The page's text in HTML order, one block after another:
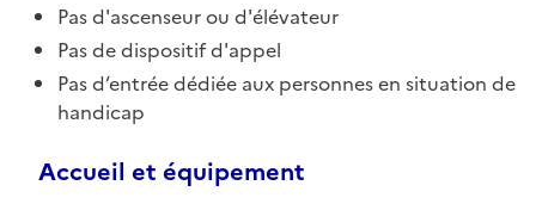
Pas d'ascenseur ou d'élévateur
Pas de dispositif d'appel
Pas d’entrée dédiée aux personnes en situation de
handicap
Accueil et équipement